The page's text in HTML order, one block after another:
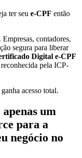
ter seu e-CPF então
contadores,
segura para liberar
Digital e-CPF
pela ICP-
acesso total.
um
para a
negócio no